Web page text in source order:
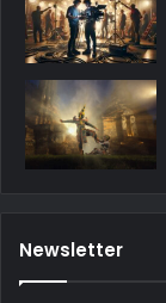
Newsletter